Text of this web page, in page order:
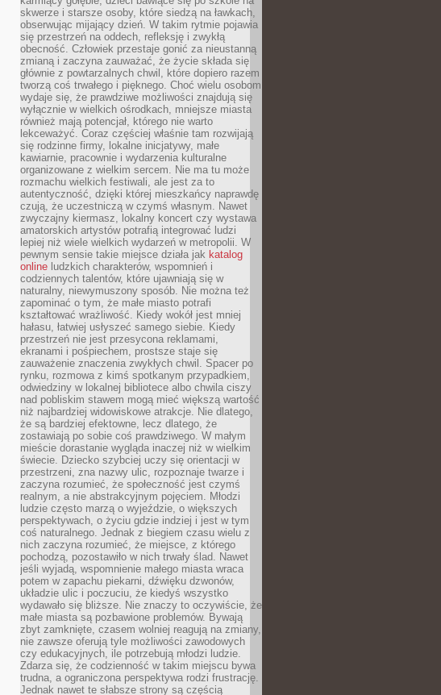
skwerze i starsze osoby, które siedzą na ławkach,
obserwując mijający dzień. W takim rytmie pojawia
się przestrzeń na oddech, refleksję i zwykłą
obecność. Człowiek przestaje gonić za nieustanną
zmianą i zaczyna zauważać, że życie składa się
głównie z powtarzalnych chwil, które dopiero razem
tworzą coś trwałego i pięknego. Choć wielu osobom
wydaje się, że prawdziwe możliwości znajdują się
wyłącznie w wielkich ośrodkach, mniejsze miasta
również mają potencjał, którego nie warto
lekceważyć. Coraz częściej właśnie tam rozwijają
się rodzinne firmy, lokalne inicjatywy, małe
kawiarnie, pracownie i wydarzenia kulturalne
organizowane z wielkim sercem. Nie ma tu może
rozmachu wielkich festiwali, ale jest za to
autentyczność, dzięki której mieszkańcy naprawdę
czują, że uczestniczą w czymś własnym. Nawet
zwyczajny kiermasz, lokalny koncert czy wystawa
amatorskich artystów potrafią integrować ludzi
lepiej niż wiele wielkich wydarzeń w metropolii. W
pewnym sensie takie miejsce działa jak katalog
online ludzkich charakterów, wspomnień i
codziennych talentów, które ujawniają się w
naturalny, niewymuszony sposób. Nie można też
zapominać o tym, że małe miasto potrafi
kształtować wrażliwość. Kiedy wokół jest mniej
hałasu, łatwiej usłyszeć samego siebie. Kiedy
przestrzeń nie jest przesycona reklamami,
ekranami i pośpiechem, prostsze staje się
zauważenie znaczenia zwykłych chwil. Spacer po
rynku, rozmowa z kimś spotkanym przypadkiem,
odwiedziny w lokalnej bibliotece albo chwila ciszy
nad pobliskim stawem mogą mieć większą wartość
niż najbardziej widowiskowe atrakcje. Nie dlatego,
że są bardziej efektowne, lecz dlatego, że
zostawiają po sobie coś prawdziwego. W małym
mieście dorastanie wygląda inaczej niż w wielkim
świecie. Dziecko szybciej uczy się orientacji w
przestrzeni, zna nazwy ulic, rozpoznaje twarze i
zaczyna rozumieć, że społeczność jest czymś
realnym, a nie abstrakcyjnym pojęciem. Młodzi
ludzie często marzą o wyjeździe, o większych
perspektywach, o życiu gdzie indziej i jest w tym
coś naturalnego. Jednak z biegiem czasu wielu z
nich zaczyna rozumieć, że miejsce, z którego
pochodzą, pozostawiło w nich trwały ślad. Nawet
jeśli wyjadą, wspomnienie małego miasta wraca
potem w zapachu piekarni, dźwięku dzwonów,
układzie ulic i poczuciu, że kiedyś wszystko
wydawało się bliższe. Nie znaczy to oczywiście, że
małe miasta są pozbawione problemów. Bywają
zbyt zamknięte, czasem wolniej reagują na zmiany,
nie zawsze oferują tyle możliwości zawodowych
czy edukacyjnych, ile potrzebują młodzi ludzie.
Zdarza się, że codzienność w takim miejscu bywa
trudna, a ograniczona perspektywa rodzi frustrację.
Jednak nawet te słabsze strony są częścią